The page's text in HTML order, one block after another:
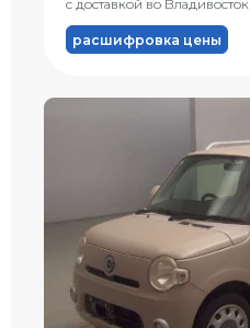
с доставкой во Владивосток
расшифровка цены